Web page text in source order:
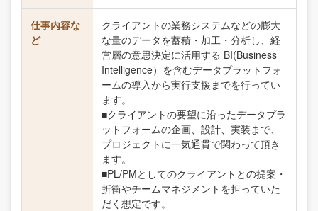
仕事内容な
ど
クライアントの業務システムなどの膨大
な量のデータを蓄積・加工・分析し、経
営層の意思決定に活用する BI(Business
Intelligence）を含むデータプラットフォ
ームの導入から実行支援までを行ってい
ます。
■クライアントの要望に沿ったデータプラ
ットフォームの企画、設計、実装まで、
プロジェクトに一気通貫で関わって頂き
ます。
■PL/PMとしてのクライアントとの提案・
折衝やチームマネジメントを担っていた
だく想定です。